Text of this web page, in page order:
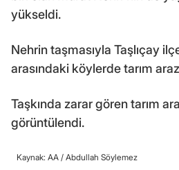
yükseldi.
Nehrin taşmasıyla Taşlıçay
arasındaki köylerde tarım
Taşkında zarar gören tarım
görüntülendi.
Kaynak: AA / Abdullah Söylemez